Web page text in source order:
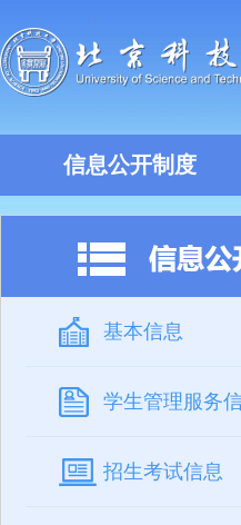
信息公开制度
基本信息
学生管理服务
招生考试信息